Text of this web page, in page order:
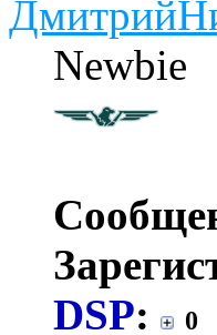
Newbie
DSP: 0